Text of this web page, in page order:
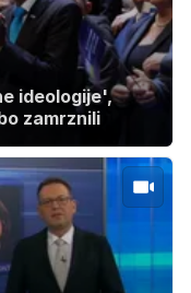
ideologije',
zamrznili